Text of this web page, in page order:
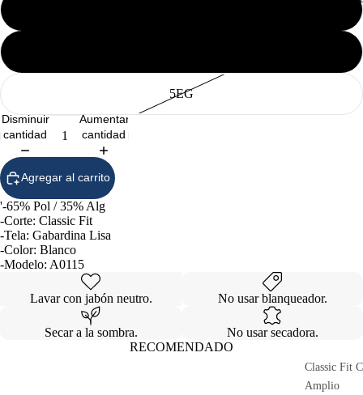
Classic Fit
Amplio
5EG
Disminuir
cantidad
Aumentar
cantidad
Agregar al carrito
'-65% Pol / 35% Alg
-Corte: Classic Fit
-Tela: Gabardina Lisa
-Color: Blanco
-Modelo: A0115
Lavar con jabón neutro. No usar blanqueador.
Secar a la sombra.
No usar secadora.
RECOMENDADO